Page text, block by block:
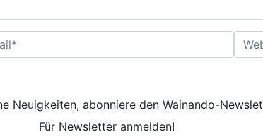
* Website
Neuigkeiten, abonniere den Wainando-
Für Newsletter anmelden!